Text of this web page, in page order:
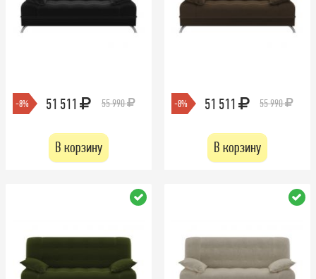
-8% 51 511 55 990
В корзину
-8% 51 511 55 990
В корзину